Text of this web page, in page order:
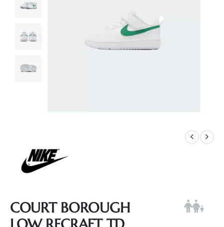
COURT BOROUGH